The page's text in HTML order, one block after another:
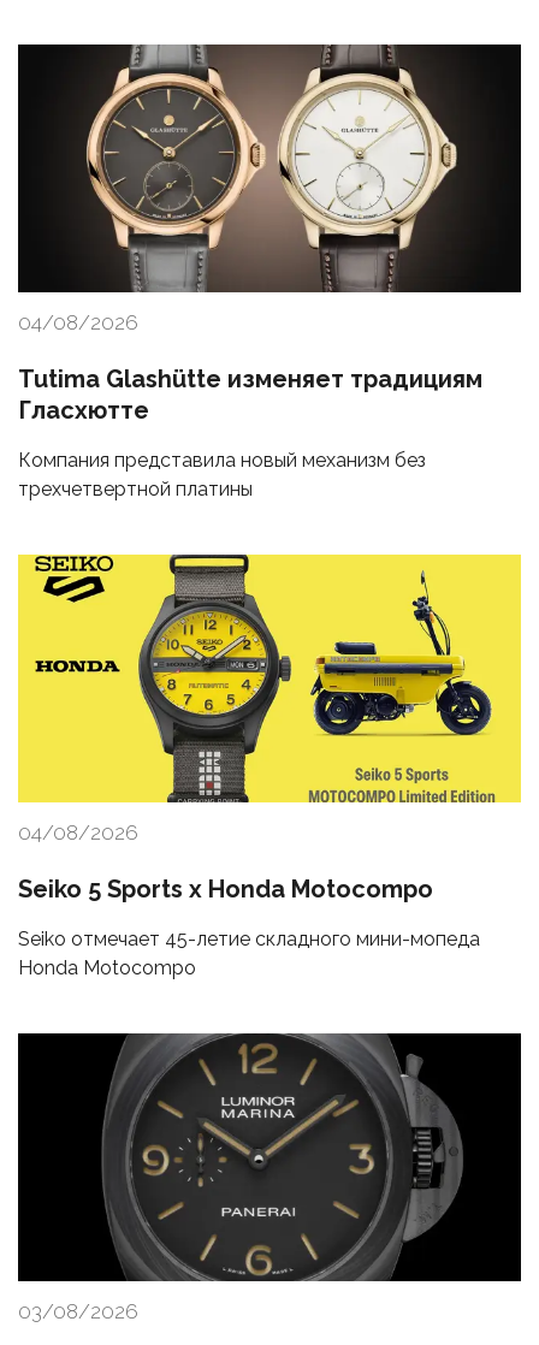
04/08/2026
Tutima Glashütte изменяет традициям
Гласхютте
Компания представила новый механизм без
трехчетвертной платины
04/08/2026
Seiko 5 Sports x Honda Motocompo
Seiko отмечает 45-летие складного мини-мопеда
Honda Motocompo
03/08/2026